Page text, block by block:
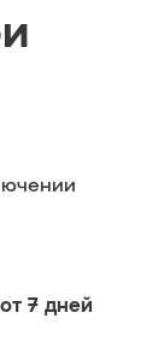
от 7 дней